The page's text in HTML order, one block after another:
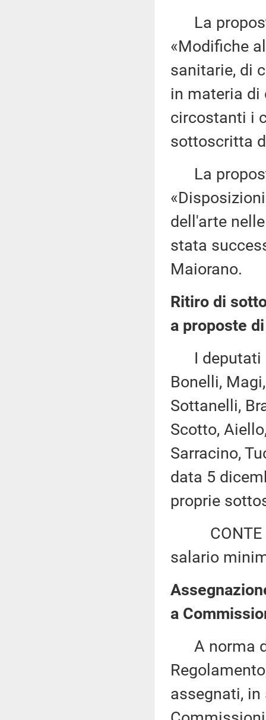
La
«Modifiche
sanitarie, di
in materia di
circostanti i
sottoscritta
La
dell'arte
stata
Maiorano.
Ritiro di
a proposte
I deputati
Bonelli,
Sottanelli,
Scotto,
Sarracino,
data 5
proprie
CONTE
salario
a
A norma
assegnati,